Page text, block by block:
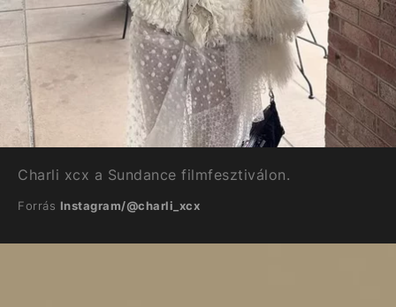
Charli xcx a Sundance filmfesztiválon.
Forrás Instagram/@charli_xcx